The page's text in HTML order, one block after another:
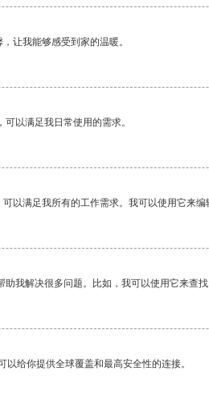
让我能够感受到家的温暖。
以满足我日常使用的需求。
以满足我所有的工作需求。我可以使用它来编
我解决很多问题。比如，我可以使用它来查
以给你提供全球覆盖和最高安全性的连接。